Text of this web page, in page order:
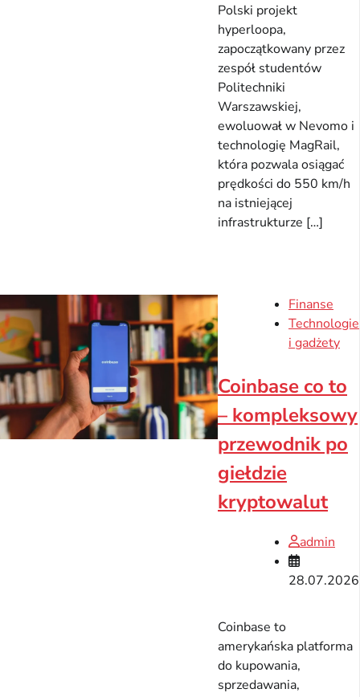
Polski projekt
hyperloopa,
zapoczątkowany przez
zespół studentów
Politechniki
Warszawskiej,
ewoluował w Nevomo i
technologię MagRail,
która pozwala osiągać
prędkości do 550 km/h
na istniejącej
infrastrukturze […]
Finanse
Technologie
i gadżety
Coinbase co to
– kompleksowy
przewodnik po
giełdzie
kryptowalut
admin
28.07.2026
Coinbase to
amerykańska platforma
do kupowania,
sprzedawania,